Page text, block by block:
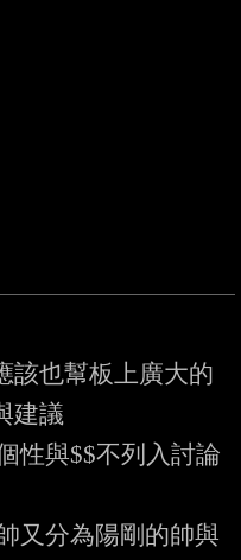
該也幫板上廣大的
建議
性與$$不列入討論
又分為陽剛的帥與